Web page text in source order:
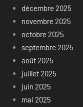
décembre 2025
novembre 2025
octobre 2025
septembre 2025
août 2025
juillet 2025
juin 2025
mai 2025